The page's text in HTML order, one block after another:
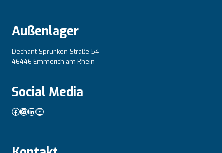
Außenlager
Dechant-Sprünken-Straße 54
46446 Emmerich am Rhein
Social Media
Facebook
Instagram
LinkedIn
YouTube